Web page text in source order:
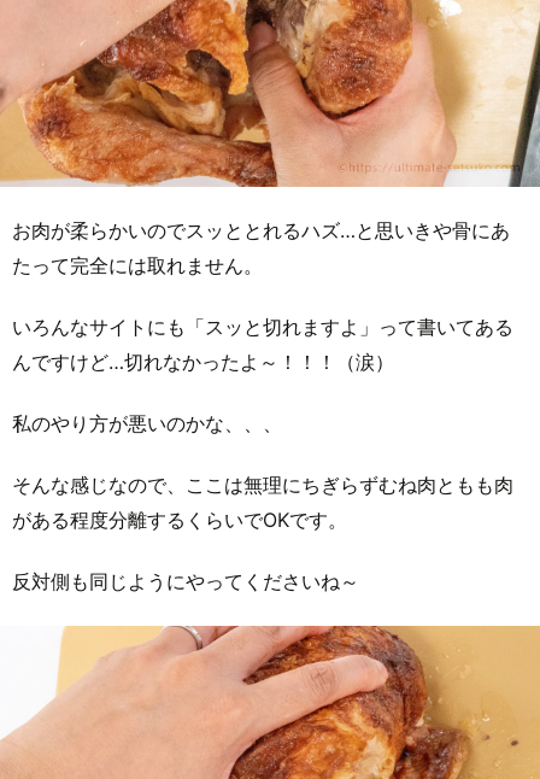
お肉が柔らかいのでスッととれるハズ…と思いきや骨にあ
たって完全には取れません。
いろんなサイトにも「スッと切れますよ」って書いてある
んですけど…切れなかったよ～！！！（涙）
私のやり方が悪いのかな、、、
そんな感じなので、ここは無理にちぎらずむね肉ともも肉
がある程度分離するくらいでOKです。
反対側も同じようにやってくださいね～